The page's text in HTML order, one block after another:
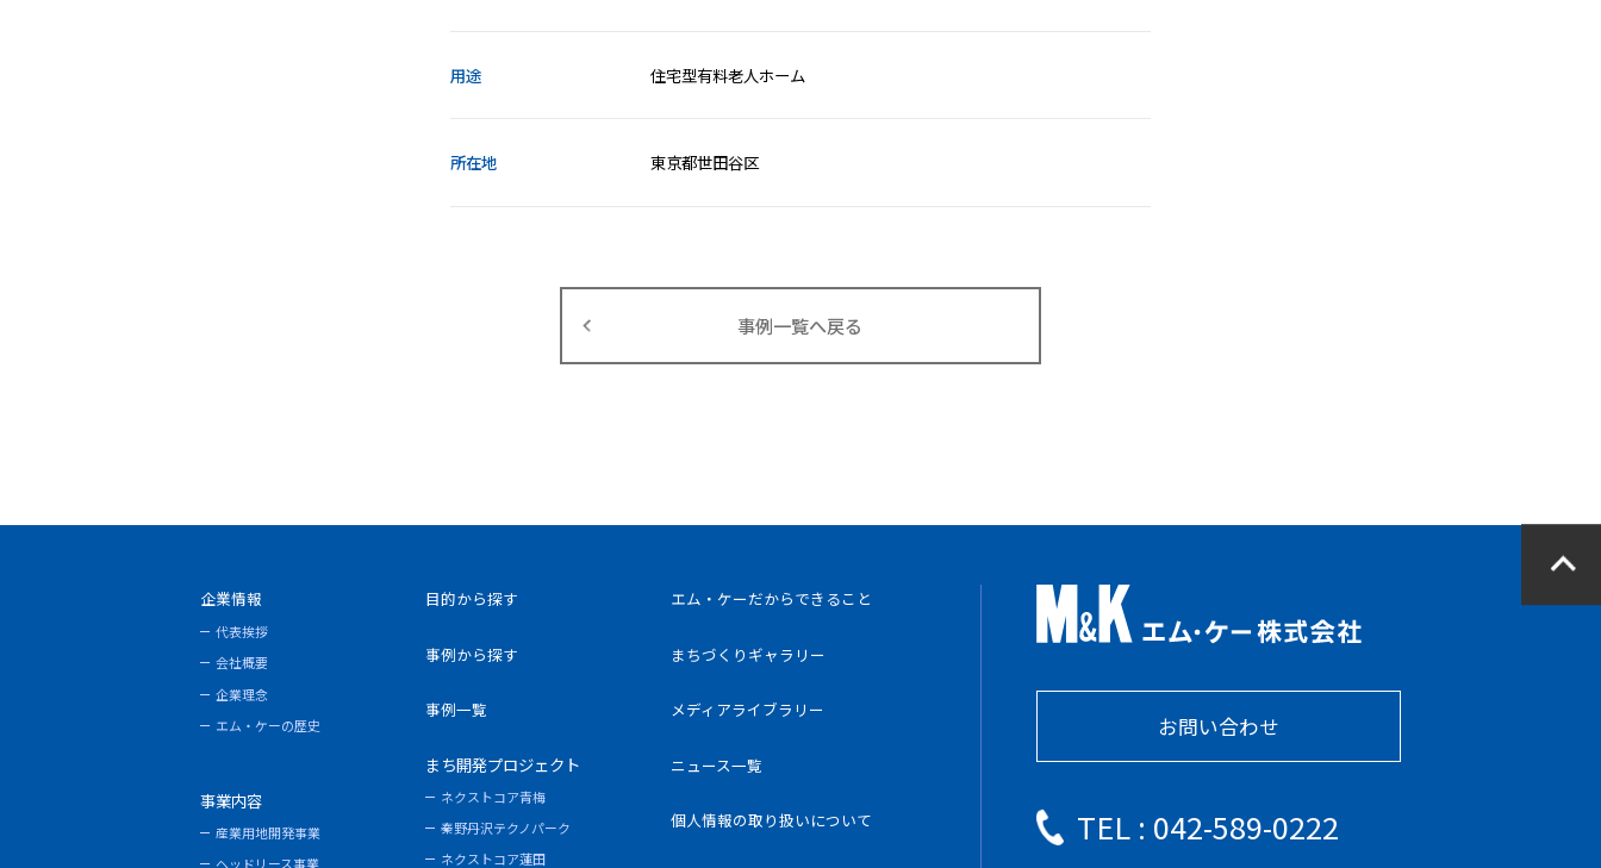
用途 住宅型有料老人ホーム
所在地 東京都世田谷区
事例一覧へ戻る
企業情報
代表挨拶
会社概要
企業理念
エム・ケーの歴史
事業内容
産業用地開発事業
ヘッドリース事業
目的から探す
事例から探す
事例一覧
まち開発プロジェクト
ネクストコア青梅
秦野丹沢テクノパーク
ネクストコア蓮田
エム・ケーだからできること
まちづくりギャラリー
メディアライブラリー
ニュース一覧
個人情報の取り扱いについて
お問い合わせ
TEL : 042-589-0222